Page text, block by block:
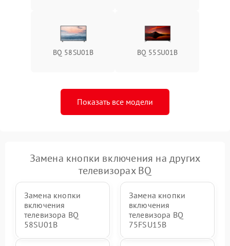
BQ 58SU01B BQ 55SU01B
Показать все модели
Замена кнопки включения на других
телевизорах BQ
Замена кнопки
включения
телевизора BQ
58SU01B
Замена кнопки
включения
телевизора BQ
75FSU15B